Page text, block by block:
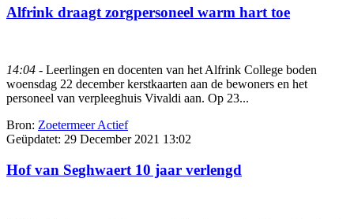
Alfrink draagt zorgpersoneel warm hart toe
14:04 - Leerlingen en docenten van het Alfrink College boden
woensdag 22 december kerstkaarten aan de bewoners en het
personeel van verpleeghuis Vivaldi aan. Op 23...
Bron: Zoetermeer Actief
Geüpdatet: 29 December 2021 13:02
Hof van Seghwaert 10 jaar verlengd